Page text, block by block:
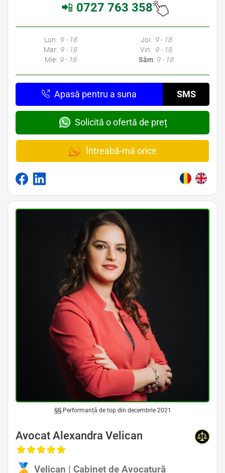
📲 0727 763 358
Lun: 9 - 18
Mar: 9 - 18
Mie: 9 - 18
Joi: 9 - 18
Vin: 9 - 18
Sâm: 9 - 18
Apasă pentru a suna SMS
Solicită o ofertă de preț
Întreabă-mă orice
§§ Performanță de top din decembrie 2021
Avocat Alexandra Velican
Velican | Cabinet de Avocatură